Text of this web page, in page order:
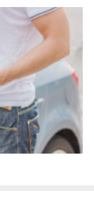
с 82-х…